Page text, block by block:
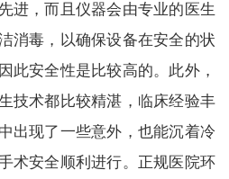
进，而且仪器会由专业的医生
消毒，以确保设备在安全的状
此安全性是比较高的。此外，
技术都比较精湛，临床经验丰
出现了一些意外，也能沉着冷
术安全顺利进行。正规医院环